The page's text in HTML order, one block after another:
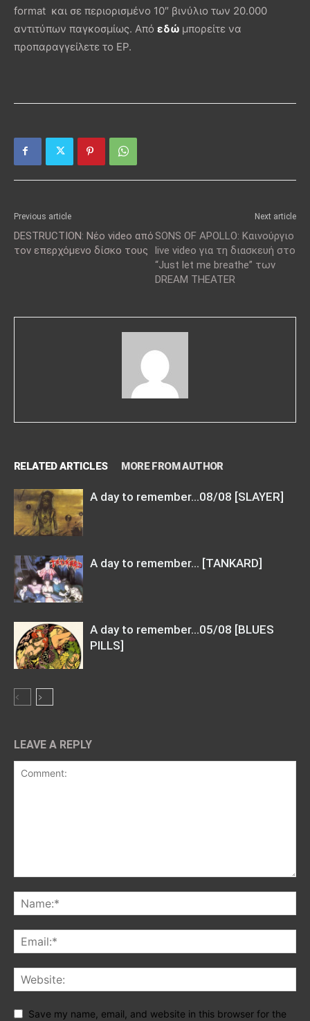
format και σε περιορισμένο 10″ βινύλιο των 20.000
αντιτύπων παγκοσμίως. Από εδώ μπορείτε να
προπαραγγείλετε το EP.
Previous article
DESTRUCTION: Νέο video από
τον επερχόμενο δίσκο τους
Next article
SONS OF APOLLO: Καινούργιο
live video για τη διασκευή στο
“Just let me breathe” των
DREAM THEATER
RELATED ARTICLES MORE FROM AUTHOR
A day to remember…08/08 [SLAYER]
A day to remember… [TANKARD]
A day to remember…05/08 [BLUES
PILLS]
LEAVE A REPLY
Save my name, email, and website in this browser for the